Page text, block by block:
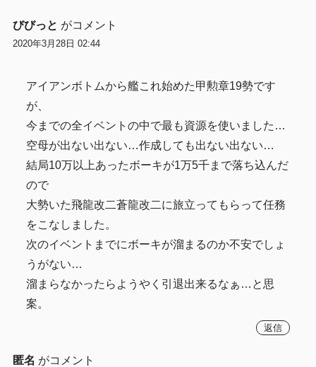
びびっと がコメント
2020年3月28日 02:44
アイアンボトムから艦これ始めた甲勲章19勢です
が、
今までの全イベントの中で最も資源を使いました…
空母が出ない出ない…作成しても出ない出ない…
結局10万以上あったボーキが1万5千まで落ち込んだ
ので
大勢いた飛龍改二蒼龍改二に旅立ってもらって任務
をこなしました。
次のイベントまでにボーキが溜まるのか不安でしょ
うがない…
溜まらなかったらようやく引退出来るなぁ…と思
案。
返信
匿名 がコメント